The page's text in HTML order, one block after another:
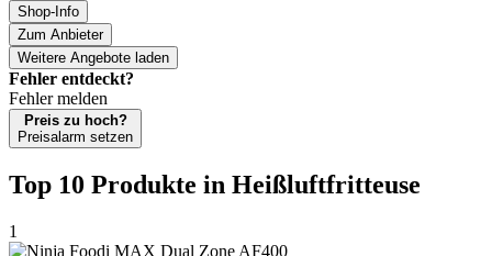
Shop-Info
Zum Anbieter
Weitere Angebote laden
Fehler entdeckt?
Fehler melden
Preis zu hoch?
Preisalarm setzen
Top 10 Produkte in Heißluftfritteuse
1